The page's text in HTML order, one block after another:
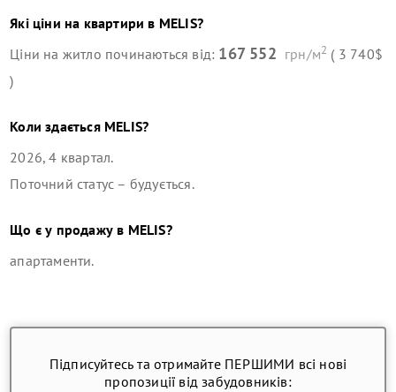
Які ціни на квартири в MELIS?
Ціни на житло починаються від: 167 552 грн/м2 ( 3 740$
)
Коли здається MELIS?
2026, 4 квартал.
Поточний статус – будується.
Що є у продажу в MELIS?
апартаменти.
Підписуйтесь та отримайте ПЕРШИМИ всі нові
пропозиції від забудовників: